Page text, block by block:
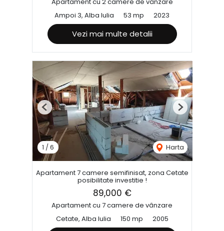
Ampoi 3, Alba Iulia
53 mp 2023
Vezi mai multe detalii
1 /6 Harta
Previous Next
Apartament 7 camere semifinisat, zona Cetate
posibilitate investitie !
89,000 €
Apartament cu 7 camere de vânzare
Cetate, Alba Iulia
150 mp 2005